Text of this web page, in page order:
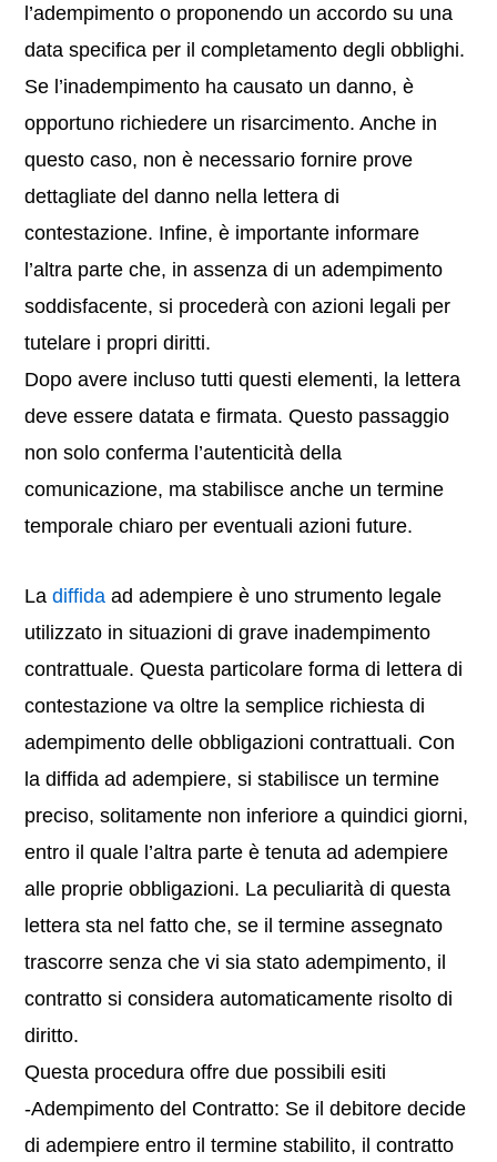
l’adempimento o proponendo un accordo su una
data specifica per il completamento degli obblighi.
Se l’inadempimento ha causato un danno, è
opportuno richiedere un risarcimento. Anche in
questo caso, non è necessario fornire prove
dettagliate del danno nella lettera di
contestazione. Infine, è importante informare
l’altra parte che, in assenza di un adempimento
soddisfacente, si procederà con azioni legali per
tutelare i propri diritti.
Dopo avere incluso tutti questi elementi, la lettera
deve essere datata e firmata. Questo passaggio
non solo conferma l’autenticità della
comunicazione, ma stabilisce anche un termine
temporale chiaro per eventuali azioni future.
Ladiffida ad adempiere è uno strumento legale
utilizzato in situazioni di grave inadempimento
contrattuale. Questa particolare forma di lettera di
contestazione va oltre la semplice richiesta di
adempimento delle obbligazioni contrattuali. Con
la diffida ad adempiere, si stabilisce un termine
preciso, solitamente non inferiore a quindici giorni,
entro il quale l’altra parte è tenuta ad adempiere
alle proprie obbligazioni. La peculiarità di questa
lettera sta nel fatto che, se il termine assegnato
trascorre senza che vi sia stato adempimento, il
contratto si considera automaticamente risolto di
diritto.
Questa procedura offre due possibili esiti
-Adempimento del Contratto: Se il debitore decide
di adempiere entro il termine stabilito, il contratto